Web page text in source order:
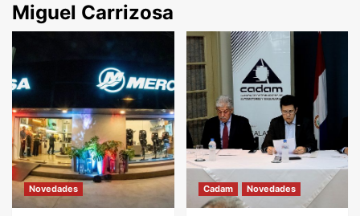
Miguel Carrizosa
Novedades Cadam Novedades